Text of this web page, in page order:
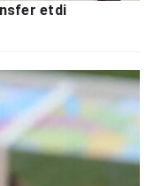
etdi